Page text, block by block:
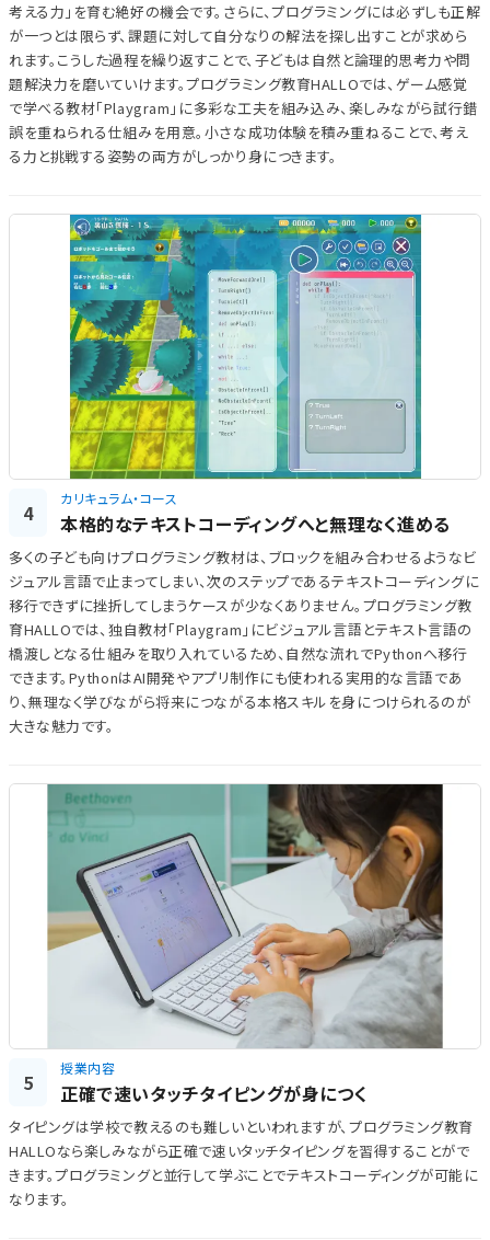
考える力」を育む絶好の機会です。さらに、プログラミングには必ずしも正解
が一つとは限らず、課題に対して自分なりの解法を探し出すことが求めら
れます。こうした過程を繰り返すことで、子どもは自然と論理的思考力や問
題解決力を磨いていけます。プログラミング教育HALLOでは、ゲーム感覚
で学べる教材「Playgram」に多彩な工夫を組み込み、楽しみながら試行錯
誤を重ねられる仕組みを用意。小さな成功体験を積み重ねることで、考え
る力と挑戦する姿勢の両方がしっかり身につきます。
4
カリキュラム・コース
本格的なテキストコーディングへと無理なく進める
多くの子ども向けプログラミング教材は、ブロックを組み合わせるようなビ
ジュアル言語で止まってしまい、次のステップであるテキストコーディングに
移行できずに挫折してしまうケースが少なくありません。プログラミング教
育HALLOでは、独自教材「Playgram」にビジュアル言語とテキスト言語の
橋渡しとなる仕組みを取り入れているため、自然な流れでPythonへ移行
できます。PythonはAI開発やアプリ制作にも使われる実用的な言語であ
り、無理なく学びながら将来につながる本格スキルを身につけられるのが
大きな魅力です。
5
授業内容
正確で速いタッチタイピングが身につく
タイピングは学校で教えるのも難しいといわれますが、プログラミング教育
HALLOなら楽しみながら正確で速いタッチタイピングを習得することがで
きます。プログラミングと並行して学ぶことでテキストコーディングが可能に
なります。